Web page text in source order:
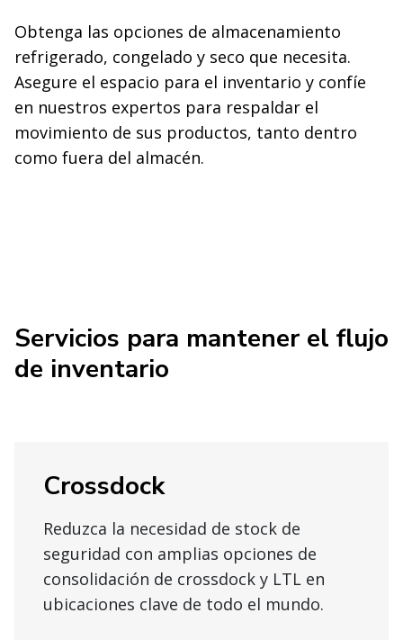
Obtenga las opciones de almacenamiento
refrigerado, congelado y seco que necesita.
Asegure el espacio para el inventario y confíe
en nuestros expertos para respaldar el
movimiento de sus productos, tanto dentro
como fuera del almacén.
Servicios para mantener el flujo
de inventario
Crossdock
Reduzca la necesidad de stock de
seguridad con amplias opciones de
consolidación de crossdock y LTL en
ubicaciones clave de todo el mundo.